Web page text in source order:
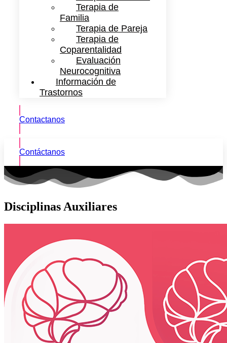
Terapia de
Familia
Terapia de Pareja
Terapia de
Coparentalidad
Evaluación
Neurocognitiva
Información de
Trastornos
Contactanos
Contáctanos
Disciplinas Auxiliares